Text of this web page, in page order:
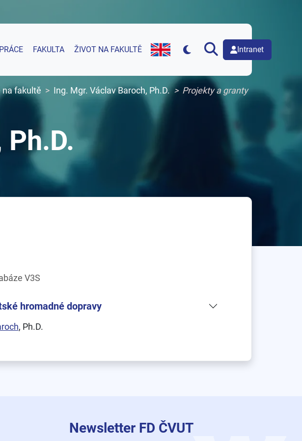
FAKULTA ŽIVOT NA FAKULTĚ
English version of web page
Intranet
na fakultě Ing. Mgr. Václav Baroch, Ph.D. Projekty a granty
V3S
hromadné dopravy
, Ph.D.
Newsletter FD ČVUT